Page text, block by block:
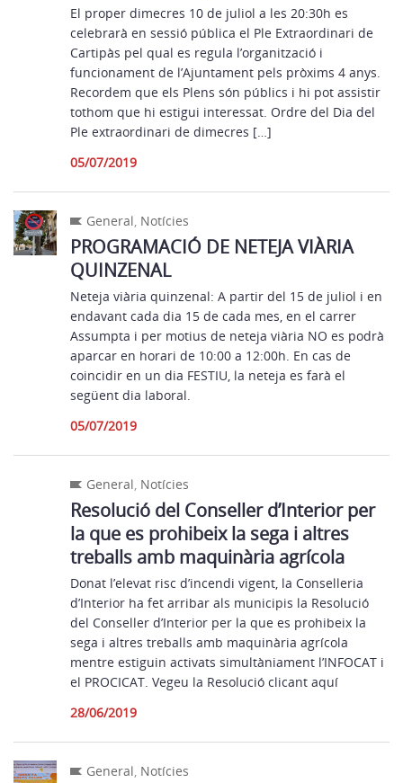
El proper dimecres 10 de juliol a les 20:30h es
celebrarà en sessió pública el Ple Extraordinari de
Cartipàs pel qual es regula l’organització i
funcionament de l’Ajuntament pels pròxims 4 anys.
Recordem que els Plens són públics i hi pot assistir
tothom que hi estigui interessat. Ordre del Dia del
Ple extraordinari de dimecres […]
05/07/2019
General, Notícies
PROGRAMACIÓ DE NETEJA VIÀRIA
QUINZENAL
Neteja viària quinzenal: A partir del 15 de juliol i en
endavant cada dia 15 de cada mes, en el carrer
Assumpta i per motius de neteja viària NO es podrà
aparcar en horari de 10:00 a 12:00h. En cas de
coincidir en un dia FESTIU, la neteja es farà el
següent dia laboral.
05/07/2019
General, Notícies
Resolució del Conseller d’Interior per
la que es prohibeix la sega i altres
treballs amb maquinària agrícola
Donat l’elevat risc d’incendi vigent, la Conselleria
d’Interior ha fet arribar als municipis la Resolució
del Conseller d’Interior per la que es prohibeix la
sega i altres treballs amb maquinària agrícola
mentre estiguin activats simultàniament l’INFOCAT i
el PROCICAT. Vegeu la Resolució clicant aquí
28/06/2019
General, Notícies